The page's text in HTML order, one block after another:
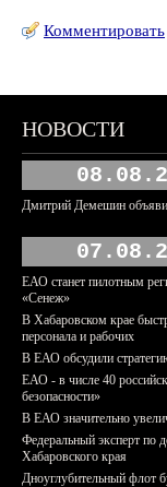
Комментировать
НОВОСТИ
Дмитрий Демешин
ЕАО станет пилотным
«Сенеж»
В Хабаровском крае
персонала и рабочих
В ЕАО обсудили
ЕАО - в числе 40
безопасности»
В ЕАО значительно
Федеральный эксперт по
Хабаровского края
Дноуглубительный флот